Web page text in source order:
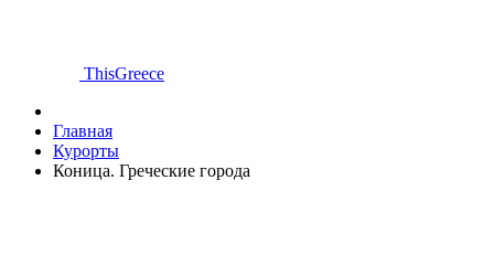
ThisGreece
Главная
Курорты
Коница. Греческие города